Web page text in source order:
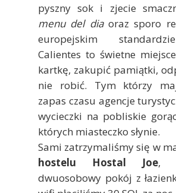
pyszny sok i zjecie
menu del dia oraz sporo
europejskim
Calientes to świetne
kartkę, zakupić pamiątki,
nie robić. Tym którzy
zapas czasu agencje
wycieczki na pobliskie
których miasteczko słynie.
Sami zatrzymaliśmy się w
hostelu Hostal Joe,
dwuosobowy pokój z